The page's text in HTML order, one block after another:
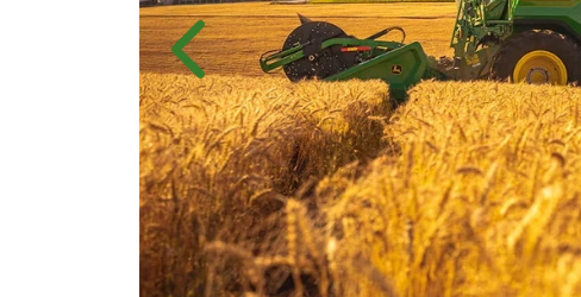
Anterior